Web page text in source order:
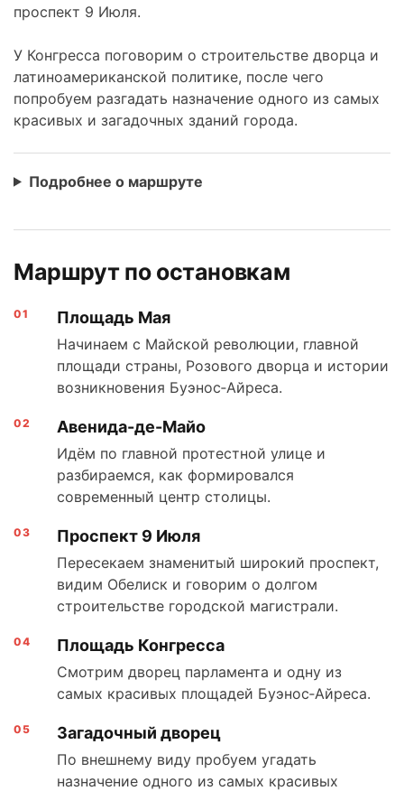
проспект 9 Июля.
У Конгресса поговорим о строительстве дворца и
латиноамериканской политике, после чего
попробуем разгадать назначение одного из самых
красивых и загадочных зданий города.
Подробнее о маршруте
Маршрут по остановкам
Площадь Мая
Начинаем с Майской революции, главной
площади страны, Розового дворца и истории
возникновения Буэнос‑Айреса.
Авенида-де-Майо
Идём по главной протестной улице и
разбираемся, как формировался
современный центр столицы.
Проспект 9 Июля
Пересекаем знаменитый широкий проспект,
видим Обелиск и говорим о долгом
строительстве городской магистрали.
Площадь Конгресса
Смотрим дворец парламента и одну из
самых красивых площадей Буэнос‑Айреса.
Загадочный дворец
По внешнему виду пробуем угадать
назначение одного из самых красивых